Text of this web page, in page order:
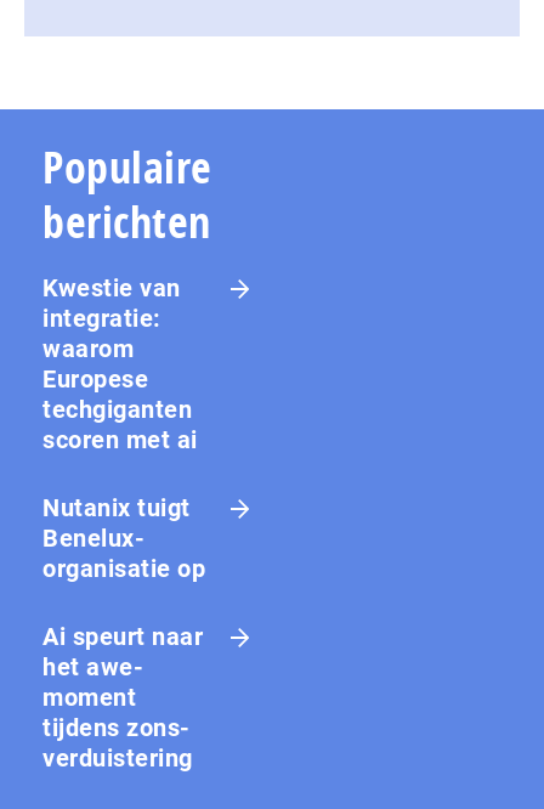
Populaire
berichten
Kwestie van
integratie:
waarom
Europese
techgiganten
scoren met ai
Nutanix tuigt
Benelux-
organisatie op
Ai speurt naar
het awe-
moment
tijdens zons­
ver­duis­te­ring